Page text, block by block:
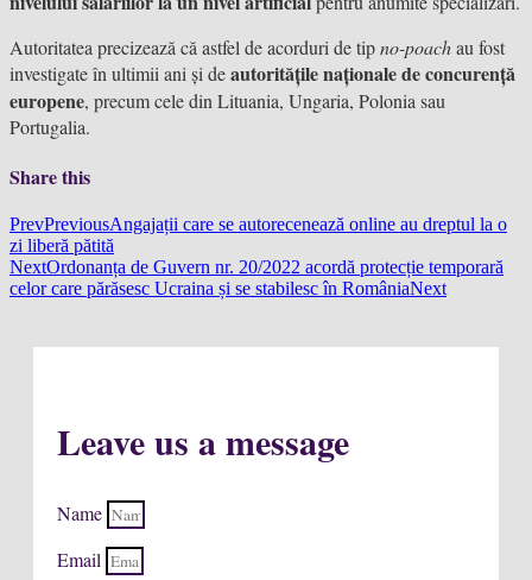
Autoritatea precizează că astfel de acorduri de tipno-poachau fost
investigate în ultimii ani și deautoritățile naționale de concurență
europene, precum cele din Lituania, Ungaria, Polonia sau
Portugalia.
Share this
PrevPreviousAngajații care se autorecenează online au dreptul la o
zi liberă pătită
NextOrdonanța de Guvern nr. 20/2022 acordă protecție temporară
celor care părăsesc Ucraina și se stabilesc în RomâniaNext
Leave us a message
Name
Email